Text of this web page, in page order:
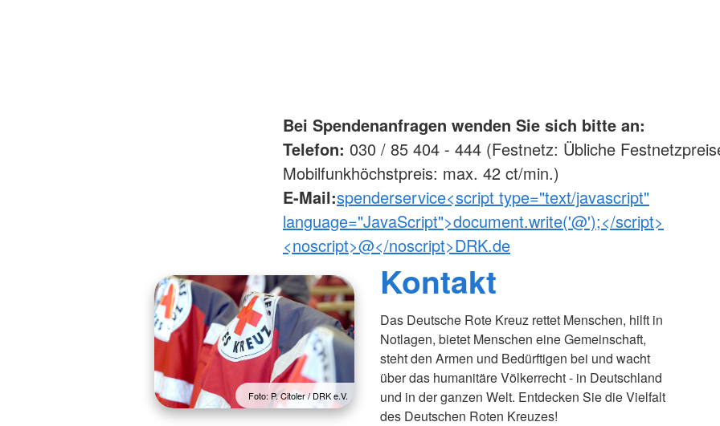
Bei Spendenanfragen wenden Sie sich bitte an:
Telefon: 030 / 85 404 - 444 (Festnetz: Übliche
Mobilfunkhöchstpreis: max. 42 ct/min.)
E-Mail:spenderservice<script type="text/javascript"
language="JavaScript">document.write('@');</script>
<noscript>@</noscript>DRK.de
Foto: P. Citoler / DRK e.V.
Kontakt
Das Deutsche Rote Kreuz rettet Menschen, hilft in
Notlagen, bietet Menschen eine Gemeinschaft,
steht den Armen und Bedürftigen bei und wacht
über das humanitäre Völkerrecht - in Deutschland
und in der ganzen Welt. Entdecken Sie die Vielfalt
des Deutschen Roten Kreuzes!